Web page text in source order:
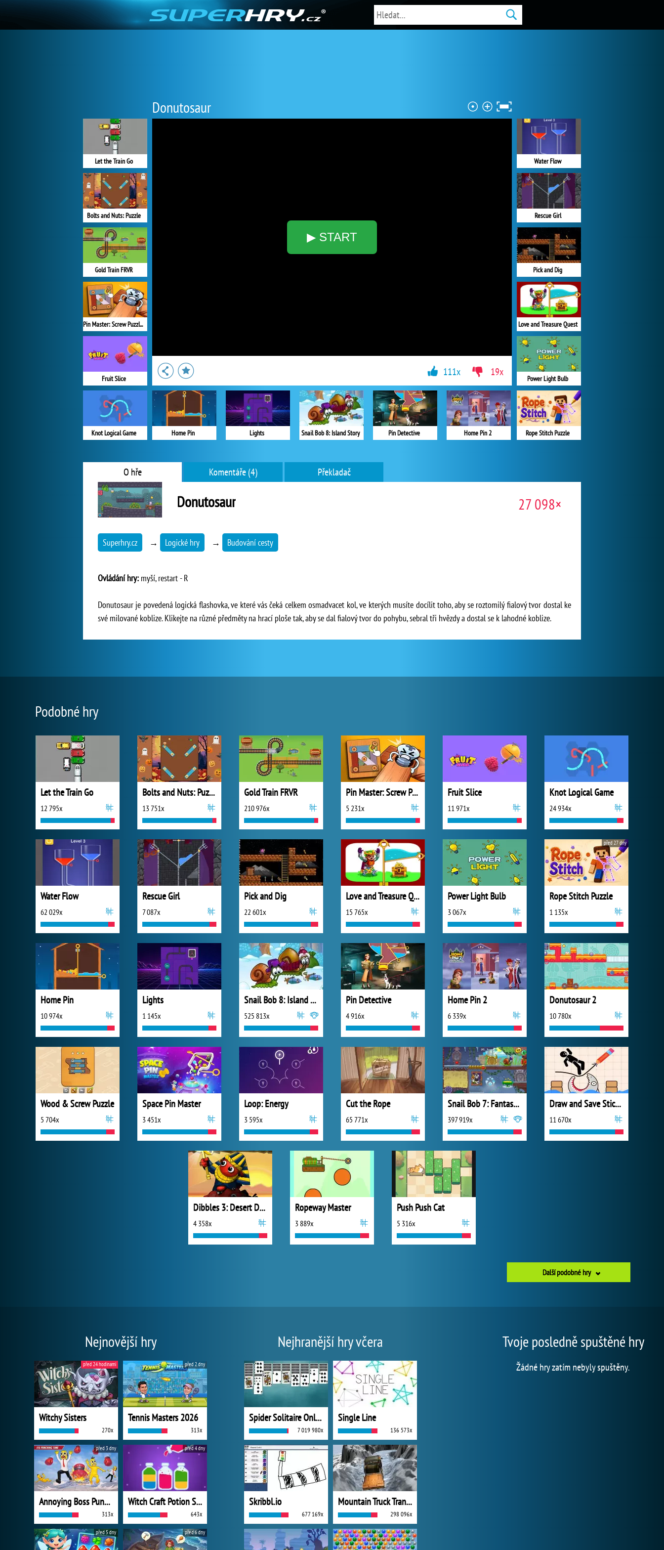
Donutosaur
▶ START
Let the Train Go
Bolts and Nuts: Puzzle
Gold Train FRVR
Pin Master: Screw Puzzle Quest
Fruit Slice
Knot Logical Game
Water Flow
Rescue Girl
Pick and Dig
Love and Treasure Quest
Power Light Bulb
Rope Stitch Puzzle
Home Pin Lights Snail Bob 8: Island Story Pin Detective Home Pin 2
111x 19x
O hře Komentáře (4) Překladač
Donutosaur 27 098×
Superhry.cz → Logické hry → Budování cesty
Ovládání hry: myší, restart - R
Donutosaur je povedená logická flashovka, ve které vás čeká celkem osmadvacet kol, ve kterých musíte docílit toho, aby se roztomilý fialový tvor dostal ke
své milované koblize. Klikejte na různé předměty na hrací ploše tak, aby se dal fialový tvor do pohybu, sebral tři hvězdy a dostal se k lahodné koblize.
Podobné hry
Let the Train Go
12 795x
Bolts and Nuts: Puzzle
13 751x
Gold Train FRVR
210 976x
Pin Master: Screw Puzzle Quest
5 231x
Fruit Slice
11 971x
Knot Logical Game
24 934x
Water Flow
62 029x
Rescue Girl
7 087x
Pick and Dig
22 601x
Love and Treasure Quest
15 765x
Power Light Bulb
3 067x
Rope Stitch Puzzle
1 135x
před 27 dny
Home Pin
10 974x
Lights
1 145x
Snail Bob 8: Island Story
525 813x
Pin Detective
4 916x
Home Pin 2
6 339x
Donutosaur 2
10 780x
Wood & Screw Puzzle
5 704x
Space Pin Master
3 451x
Loop: Energy
3 595x
Cut the Rope
65 771x
Snail Bob 7: Fantasy Story
397 919x
Draw and Save Stickman
11 670x
Dibbles 3: Desert Despair
4 358x
Ropeway Master
3 889x
Push Push Cat
5 316x
Další podobné hry
Nejnovější hry
Witchy Sisters
270x
před 24 hodinami
Tennis Masters 2026
313x
před 2 dny
Annoying Boss Punch Game
313x
před 3 dny
Witch Craft Potion Sort
643x
před 4 dny
před 5 dny před 6 dny
Nejhranější hry včera
Spider Solitaire Online
7 019 980x
Single Line
136 573x
Skribbl.io
677 169x
Mountain Truck Transport
298 096x
Tvoje posledně spuštěné hry
Žádné hry zatím nebyly spuštěny.